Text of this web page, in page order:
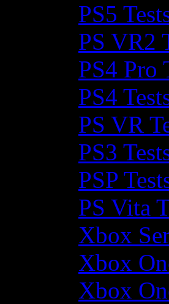
PS5
PS VR2
PS4 Pro
PS4
PS VR
PS3
PSP
PS Vita
Xbox
Xbox
Xbox